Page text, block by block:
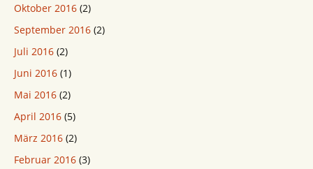
Oktober 2016 (2)
September 2016 (2)
Juli 2016 (2)
Juni 2016 (1)
Mai 2016 (2)
April 2016 (5)
März 2016 (2)
Februar 2016 (3)